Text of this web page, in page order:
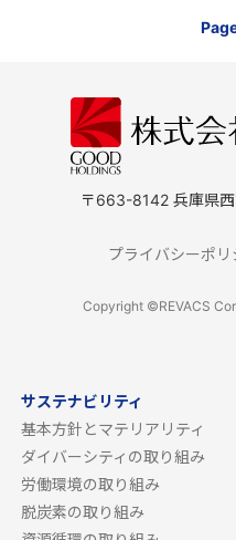
〒663-8142 兵庫県
プライバシーポリ
Copyright ©REVACS
サステナビリティ
基本方針とマテリアリティ
ダイバーシティの取り組み
労働環境の取り組み
脱炭素の取り組み